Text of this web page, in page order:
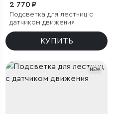
2 770 ₽
Подсветка для лестниц с
датчиком движения
КУПИТЬ
NEW